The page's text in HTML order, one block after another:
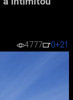
4777 0+21